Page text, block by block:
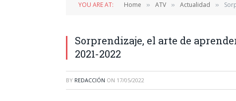
YOU ARE AT: Home » ATV » Actualidad »
Sorprendizaje, el arte de
2021-2022
BY REDACCIÓN ON 17/05/2022